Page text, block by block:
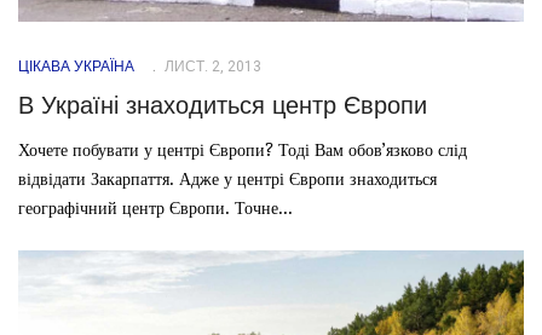
ЦІКАВА УКРАЇНА ЛИСТ. 2, 2013
В Україні знаходиться центр Європи
Хочете побувати у центрі Європи? Тоді Вам обов’язково слід
відвідати Закарпаття. Адже у центрі Європи знаходиться
географічний центр Європи. Точне...